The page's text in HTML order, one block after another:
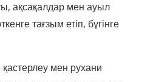
ақсақалдар мен ауыл
тағзым етіп, бүгінге
мен рухани